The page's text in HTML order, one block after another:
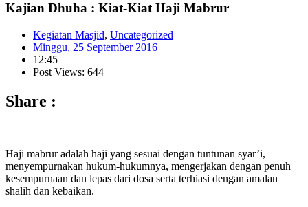
Kajian Dhuha : Kiat-Kiat Haji Mabrur
Kegiatan Masjid, Uncategorized
Minggu, 25 September 2016
12:45
Post Views: 644
Share :
Haji mabrur adalah haji yang sesuai dengan tuntunan syar’i,
menyempurnakan hukum-hukumnya, mengerjakan dengan penuh
kesempurnaan dan lepas dari dosa serta terhiasi dengan amalan
shalih dan kebaikan.